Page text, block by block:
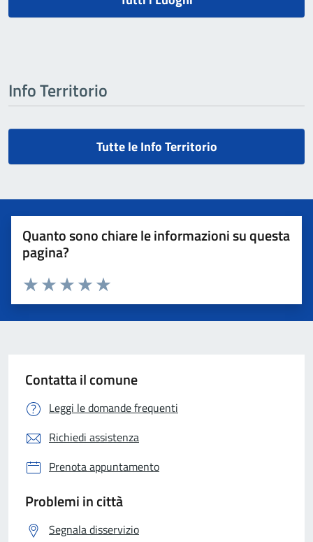
Info Territorio
Tutte le Info Territorio
Quanto sono chiare le informazioni su questa
pagina?
Valuta 5 stelle su 5
Valuta 4 stelle su 5
Valuta 3 stelle su 5
Valuta 2 stelle su 5
Valuta 1 stelle su 5
Contatta il comune
Leggi le domande frequenti
Richiedi assistenza
Prenota appuntamento
Problemi in città
Segnala disservizio